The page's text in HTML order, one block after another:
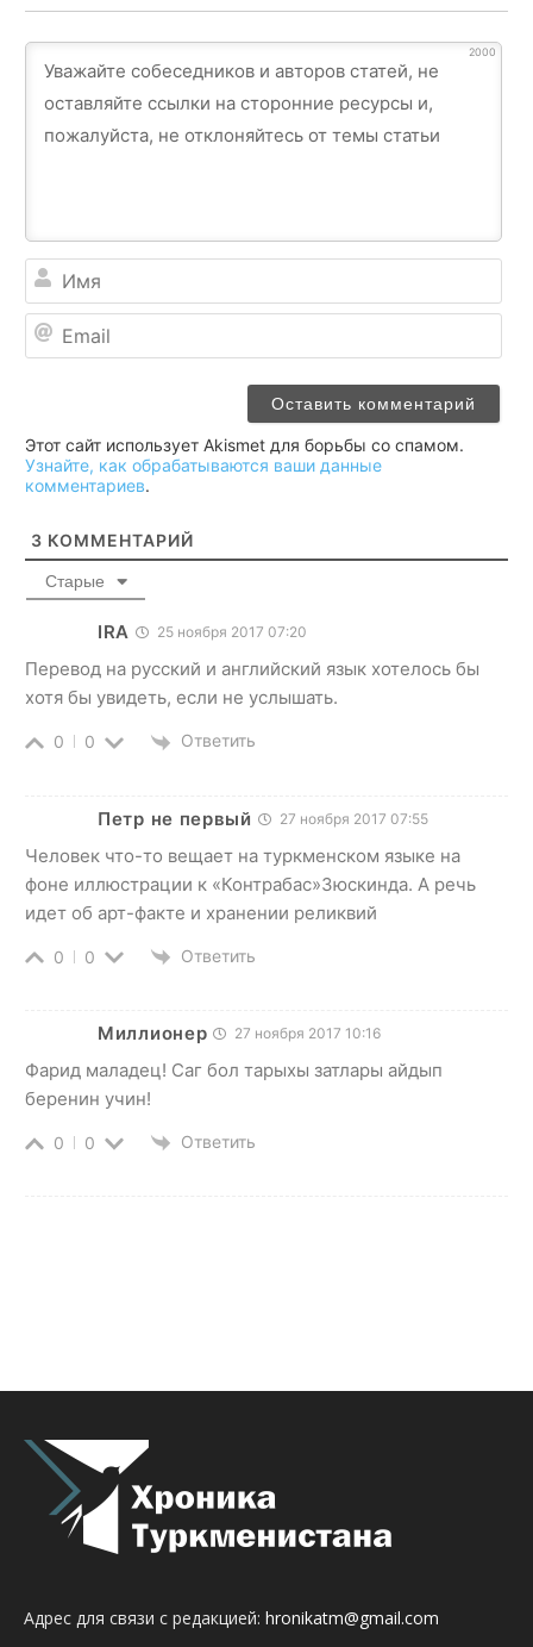
2000
Этот сайт использует Akismet для борьбы со спамом.
Узнайте, как обрабатываются ваши данные
комментариев.
3 КОММЕНТАРИЙ
Старые
IRA 25 ноября 2017 07:20
Перевод на русский и английский язык хотелось бы
хотя бы увидеть, если не услышать.
0 0 Ответить
Петр не первый 27 ноября 2017 07:55
Человек что-то вещает на туркменском языке на
фоне иллюстрации к «Контрабас»Зюскинда. А речь
идет об арт-факте и хранении реликвий
0 0 Ответить
Миллионер 27 ноября 2017 10:16
Фарид маладец! Саг бол тарыхы затлары айдып
беренин учин!
0 0 Ответить
Адрес для связи с редакцией: hronikatm@gmail.com